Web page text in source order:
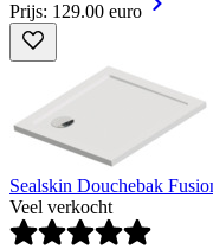
Prijs: 129.00 euro
Sealskin Douchebak
Veel verkocht